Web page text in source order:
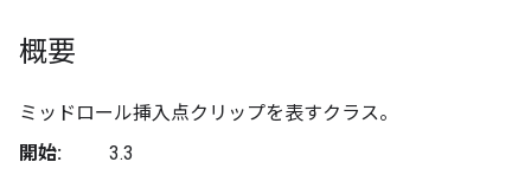
概要
ミッドロール挿入点クリップを表すクラス。
開始:
3.3